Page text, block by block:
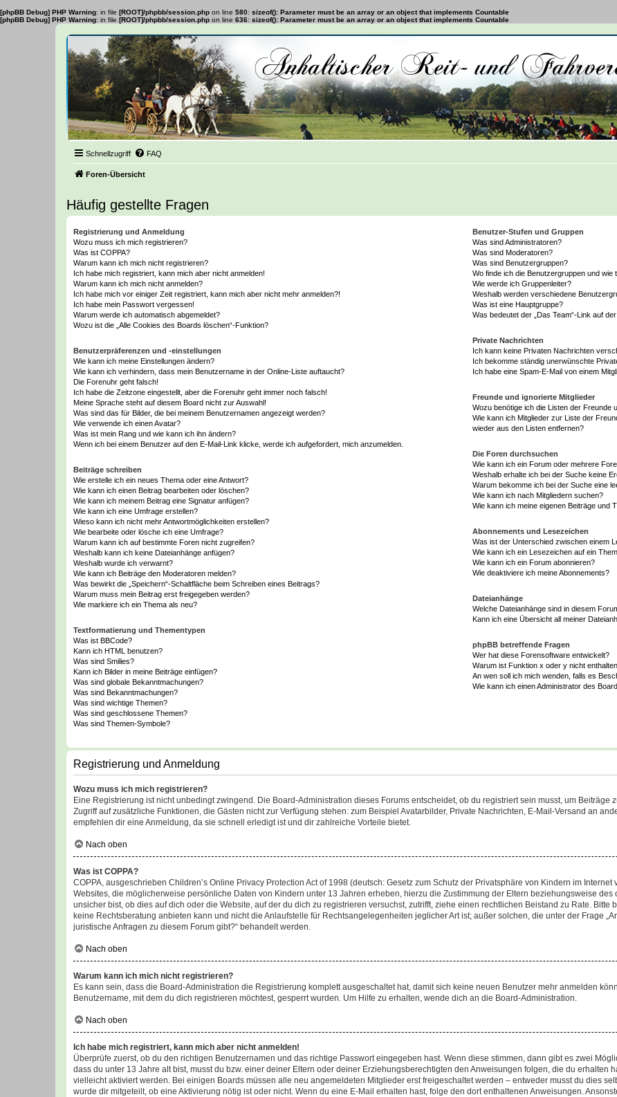
[phpBB Debug] PHP Warning: in file [ROOT]/phpbb/session.php on line 580: sizeof(): Parameter must be an array or an object that implements Countable
[phpBB Debug] PHP Warning: in file [ROOT]/phpbb/session.php on line 636: sizeof(): Parameter must be an array or an object that implements Countable
Schnellzugriff FAQ
Foren-Übersicht
Häufig gestellte Fragen
Registrierung und Anmeldung
Wozu muss ich mich registrieren?
Was ist COPPA?
Warum kann ich mich nicht registrieren?
Ich habe mich registriert, kann mich aber nicht anmelden!
Warum kann ich mich nicht anmelden?
Ich habe mich vor einiger Zeit registriert, kann mich aber nicht mehr anmelden?!
Ich habe mein Passwort vergessen!
Warum werde ich automatisch abgemeldet?
Wozu ist die „Alle Cookies des Boards löschen“-Funktion?
Benutzerpräferenzen und -einstellungen
Wie kann ich meine Einstellungen ändern?
Wie kann ich verhindern, dass mein Benutzername in der Online-Liste auftaucht?
Die Forenuhr geht falsch!
Ich habe die Zeitzone eingestellt, aber die Forenuhr geht immer noch falsch!
Meine Sprache steht auf diesem Board nicht zur Auswahl!
Was sind das für Bilder, die bei meinem Benutzernamen angezeigt werden?
Wie verwende ich einen Avatar?
Was ist mein Rang und wie kann ich ihn ändern?
Wenn ich bei einem Benutzer auf den E-Mail-Link klicke, werde ich aufgefordert, mich anzumelden.
Beiträge schreiben
Wie erstelle ich ein neues Thema oder eine Antwort?
Wie kann ich einen Beitrag bearbeiten oder löschen?
Wie kann ich meinem Beitrag eine Signatur anfügen?
Wie kann ich eine Umfrage erstellen?
Wieso kann ich nicht mehr Antwortmöglichkeiten erstellen?
Wie bearbeite oder lösche ich eine Umfrage?
Warum kann ich auf bestimmte Foren nicht zugreifen?
Weshalb kann ich keine Dateianhänge anfügen?
Weshalb wurde ich verwarnt?
Wie kann ich Beiträge den Moderatoren melden?
Was bewirkt die „Speichern“-Schaltfläche beim Schreiben eines Beitrags?
Warum muss mein Beitrag erst freigegeben werden?
Wie markiere ich ein Thema als neu?
Textformatierung und Thementypen
Was ist BBCode?
Kann ich HTML benutzen?
Was sind Smilies?
Kann ich Bilder in meine Beiträge einfügen?
Was sind globale Bekanntmachungen?
Was sind Bekanntmachungen?
Was sind wichtige Themen?
Was sind geschlossene Themen?
Was sind Themen-Symbole?
Benutzer-Stufen und Gruppen
Was sind Administratoren?
Was sind Moderatoren?
Was sind Benutzergruppen?
Wo finde ich die Benutzergruppen und wie
Wie werde ich Gruppenleiter?
Weshalb werden verschiedene
Was ist eine Hauptgruppe?
Was bedeutet der „Das Team“-Link auf
Private Nachrichten
Ich kann keine Privaten Nachrichten
Ich bekomme ständig unerwünschte
Ich habe eine Spam-E-Mail von einem
Freunde und ignorierte Mitglieder
Wozu benötige ich die Listen der Freunde
Wie kann ich Mitglieder zur Liste der
wieder aus den Listen entfernen?
Die Foren durchsuchen
Wie kann ich ein Forum oder mehrere
Weshalb erhalte ich bei der Suche keine
Warum bekomme ich bei der Suche eine
Wie kann ich nach Mitgliedern suchen?
Wie kann ich meine eigenen Beiträge und
Abonnements und Lesezeichen
Was ist der Unterschied zwischen einem
Wie kann ich ein Lesezeichen auf ein
Wie kann ich ein Forum abonnieren?
Wie deaktiviere ich meine Abonnements?
Dateianhänge
Welche Dateianhänge sind in diesem
Kann ich eine Übersicht all meiner
phpBB betreffende Fragen
Wer hat diese Forensoftware entwickelt?
Warum ist Funktion x oder y nicht
An wen soll ich mich wenden, falls es
Wie kann ich einen Administrator des
Registrierung und Anmeldung
Wozu muss ich mich registrieren?
Eine Registrierung ist nicht unbedingt zwingend. Die Board-Administration dieses Forums entscheidet, ob du registriert sein musst, um Beiträge
Zugriff auf zusätzliche Funktionen, die Gästen nicht zur Verfügung stehen: zum Beispiel Avatarbilder, Private Nachrichten, E-Mail-Versand an
empfehlen dir eine Anmeldung, da sie schnell erledigt ist und dir zahlreiche Vorteile bietet.
Nach oben
Was ist COPPA?
COPPA, ausgeschrieben Children’s Online Privacy Protection Act of 1998 (deutsch: Gesetz zum Schutz der Privatsphäre von Kindern im
Websites, die möglicherweise persönliche Daten von Kindern unter 13 Jahren erheben, hierzu die Zustimmung der Eltern beziehungsweise
unsicher bist, ob dies auf dich oder die Website, auf der du dich zu registrieren versuchst, zutrifft, ziehe einen rechtlichen Beistand zu Rate.
keine Rechtsberatung anbieten kann und nicht die Anlaufstelle für Rechtsangelegenheiten jeglicher Art ist; außer solchen, die unter der Frage
juristische Anfragen zu diesem Forum gibt?“ behandelt werden.
Nach oben
Warum kann ich mich nicht registrieren?
Es kann sein, dass die Board-Administration die Registrierung komplett ausgeschaltet hat, damit sich keine neuen Benutzer mehr anmelden
Benutzername, mit dem du dich registrieren möchtest, gesperrt wurden. Um Hilfe zu erhalten, wende dich an die Board-Administration.
Nach oben
Ich habe mich registriert, kann mich aber nicht anmelden!
Überprüfe zuerst, ob du den richtigen Benutzernamen und das richtige Passwort eingegeben hast. Wenn diese stimmen, dann gibt es zwei
dass du unter 13 Jahre alt bist, musst du bzw. einer deiner Eltern oder deiner Erziehungsberechtigten den Anweisungen folgen, die du erhalten
vielleicht aktiviert werden. Bei einigen Boards müssen alle neu angemeldeten Mitglieder erst freigeschaltet werden – entweder musst du dies
wurde dir mitgeteilt, ob eine Aktivierung nötig ist oder nicht. Wenn du eine E-Mail erhalten hast, folge den dort enthaltenen Anweisungen.